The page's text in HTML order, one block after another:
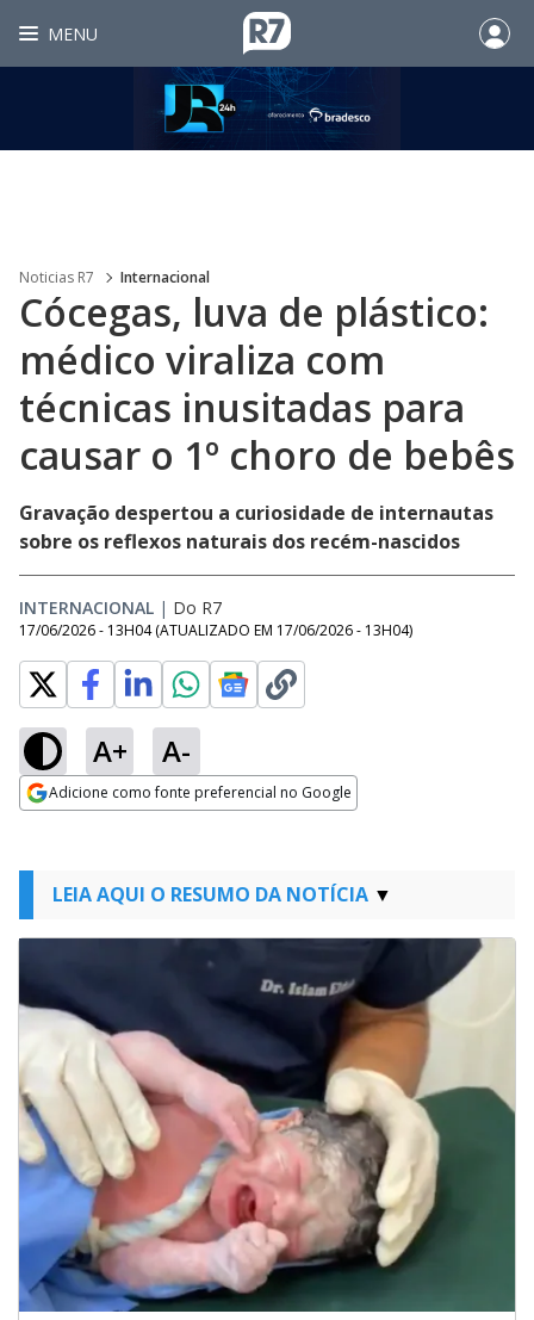
MENU
Noticias R7 Internacional
Cócegas, luva de plástico:
médico viraliza com
técnicas inusitadas para
causar o 1º choro de bebês
Gravação despertou a curiosidade de internautas
sobre os reflexos naturais dos recém-nascidos
INTERNACIONAL | Do R7
17/06/2026 - 13H04 (ATUALIZADO EM 17/06/2026 - 13H04)
A+ A-
Adicione como fonte preferencial no Google
LEIA AQUI O RESUMO DA NOTÍCIA